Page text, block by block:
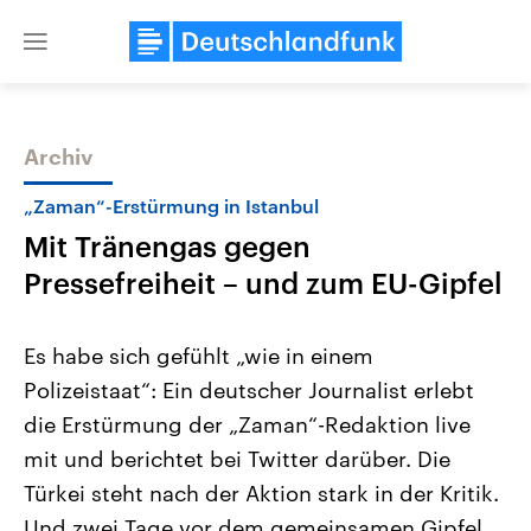
Close
Themen
Landtagswahl Sachsen-Anhalt
2026
Alle Informationen
Sachsen-Anhalt wählt am 6.
September 2026 einen neuen
Landtag. Seit 2021 wird das
Bundesland von einer Koalition aus
USA
Aktuelle Beiträge,
Hintergründe
Wirtschaftlich und
gehören die Vereinigten
den mächtigsten Ländern
mit großem Einfluss auf
Archiv
„Zaman“-Erstürmung in Istanbul
Mit Tränengas gegen
Pressefreiheit – und zum EU-Gipfel
Es habe sich gefühlt „wie in einem
Polizeistaat“: Ein deutscher Journalist erlebt
die Erstürmung der „Zaman“-Redaktion live
mit und berichtet bei Twitter darüber. Die
Türkei steht nach der Aktion stark in der Kritik.